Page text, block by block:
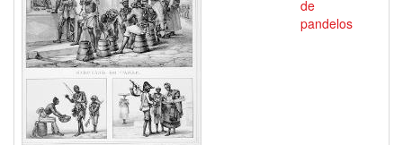
de
pandelos